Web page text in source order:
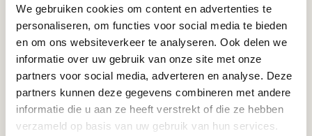
We gebruiken cookies om content en advertenties te
personaliseren, om functies voor social media te bieden
en om ons websiteverkeer te analyseren. Ook delen we
informatie over uw gebruik van onze site met onze
partners voor social media, adverteren en analyse. Deze
partners kunnen deze gegevens combineren met andere
informatie die u aan ze heeft verstrekt of die ze hebben
verzameld op basis van uw gebruik van hun services.
Ook interessantvoor u
Dit
product
heeft
meerdere
variaties.
Deze
product
heeft
meerdere
variaties.
Deze